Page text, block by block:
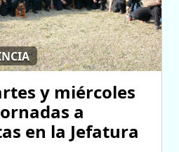
y miércoles
a
en la Jefatura